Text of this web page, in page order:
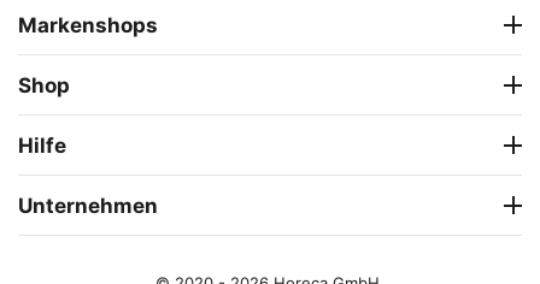
Markenshops
Shop
Hilfe
Unternehmen